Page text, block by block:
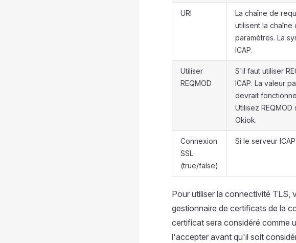
URI
La chaîne de
utilisent la
paramètres. La
ICAP.
Utiliser
REQMOD
S'il faut utiliser
ICAP. La valeur
devrait
Utilisez
Okiok.
Connexion
SSL
(true/false)
Si le serveur
Pour utiliser la connectivité TLS,
gestionnaire de certificats de la
certificat sera considéré comme
l'accepter avant qu'il soit